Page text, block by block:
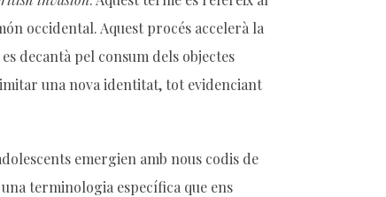
occidental. Aquest procés accelerà la
decantà pel consum dels objectes
una nova identitat, tot evidenciant
emergien amb nous codis de
terminologia específica que ens